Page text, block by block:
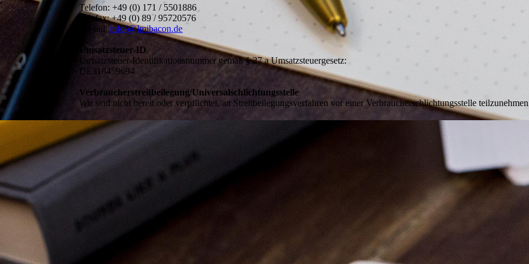
Telefon: +49 (0) 171 / 5501886
Telefax: +49 (0) 89 / 95720576
E-Mail:info[@]mibacon.de
Umsatzsteuer-ID
Umsatzsteuer-Identifikationsnummer gemäß § 27 a Umsatzsteuergesetz:
DE318459694
Verbraucher­streit­beilegung/Universal­schlichtungs­stelle
Wir sind nicht bereit oder verpflichtet, an Streitbeilegungsverfahren vor einer Verbraucherschlichtungsstelle